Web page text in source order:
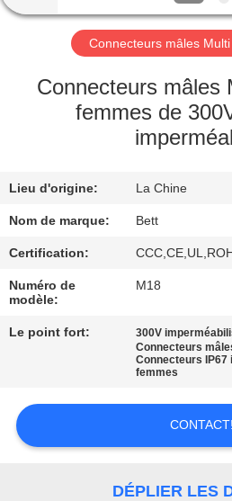
NOUS
VISITE
D'USINE
DE
QUALITÉ
PLAN
DU
SITE
PRIVACY
POLICY
Connecteurs mâles
Connecteurs mâles
femmes de
Lieu d'origine: La Chine
Nom de marque: Bett
Certification:
Numéro de
modèle:
M18
Le point fort: 300V
Connecteurs
Connecteurs
femmes
CONTACT!
DÉPLIER LES